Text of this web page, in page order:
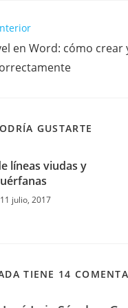
en Word: cómo crear
GUSTARTE
líneas viudas y
11 julio, 2017
TIENE 14